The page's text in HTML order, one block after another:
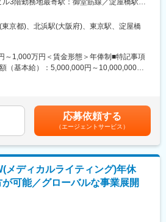
、拠点（東京・大阪）の近くにお住まいで
けます。
自由なので、例えばお子様がおられる方の
よう業務管理を行う必要はありますが、裁
必要な時は大阪・東京等へ出張（宿泊も伴
。
回/年です。（海外出張はほとんどありませ
ス：
に能力を発揮できるよう働きやすい環境作
。男女問わず在宅勤務が可能です。また、
・育休取得実績も豊富で9割以上の復職率を
が可能な環境・福利厚生が整っています。
戦略および開発企画の立案・評価・助言を
ティング業務をお任せします。
ら関与し、プロジェクトの成功に向けた戦
ションです。
I／II／III）における治験プロトコールの
）との面談対応・折衝への参画
および関連資料の作成
応まで一貫して関わることで、臨床開発全
につけることが可能です。
身が会員である関西医薬協会に、当社は会
禁煙＜勤務地詳細2＞東京支社住所：東京都
パシフィックセンチュリープレイス丸の内
内全面禁煙変更の範囲：無
京都)、北浜駅(大阪府)、東京駅、淀屋橋
～1,000万円＜賃金形態＞年俸制■特記事項
（基本給）：5,000,000円～10,000,000円
を通じて上下する可能性があります。月給
めた表記です。
応募依頼する
（エージェントサービス）
メディカルライティング)年休
可能／グローバルな事業展開